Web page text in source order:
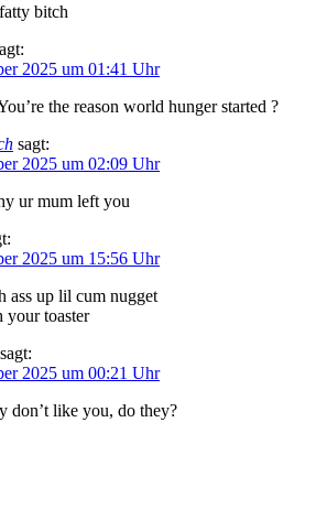
bitch
2025 um 01:41 Uhr
the reason world hunger started ?
sagt:
2025 um 02:09 Uhr
ur mum left you
2025 um 15:56 Uhr
ass up lil cum nugget
your toaster
sagt:
2025 um 00:21 Uhr
don’t like you, do they?